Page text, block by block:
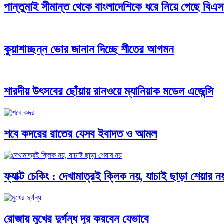
পান্তুমাই সীমান্ত থেকে বাংলাদেশিকে ধরে নিয়ে গেছে
কুয়াশাচ্ছন্ন ভোর জানান দিচ্ছে শীতের আগমন
শারদীয় উৎসবের ছোঁয়ায় রানওয়ে ম্যানিয়াক মডেল এজেন্সি
শবে কদরের রাতের যেসব ইবাদত ও আমল
ফ্যাক্ট চেকিং : দেখামাত্রই ক্লিক নয়, যাচাই ছাড়া শেয়ার
রোজায় মুখের দুর্গন্ধ দূর করবেন যেভাবে